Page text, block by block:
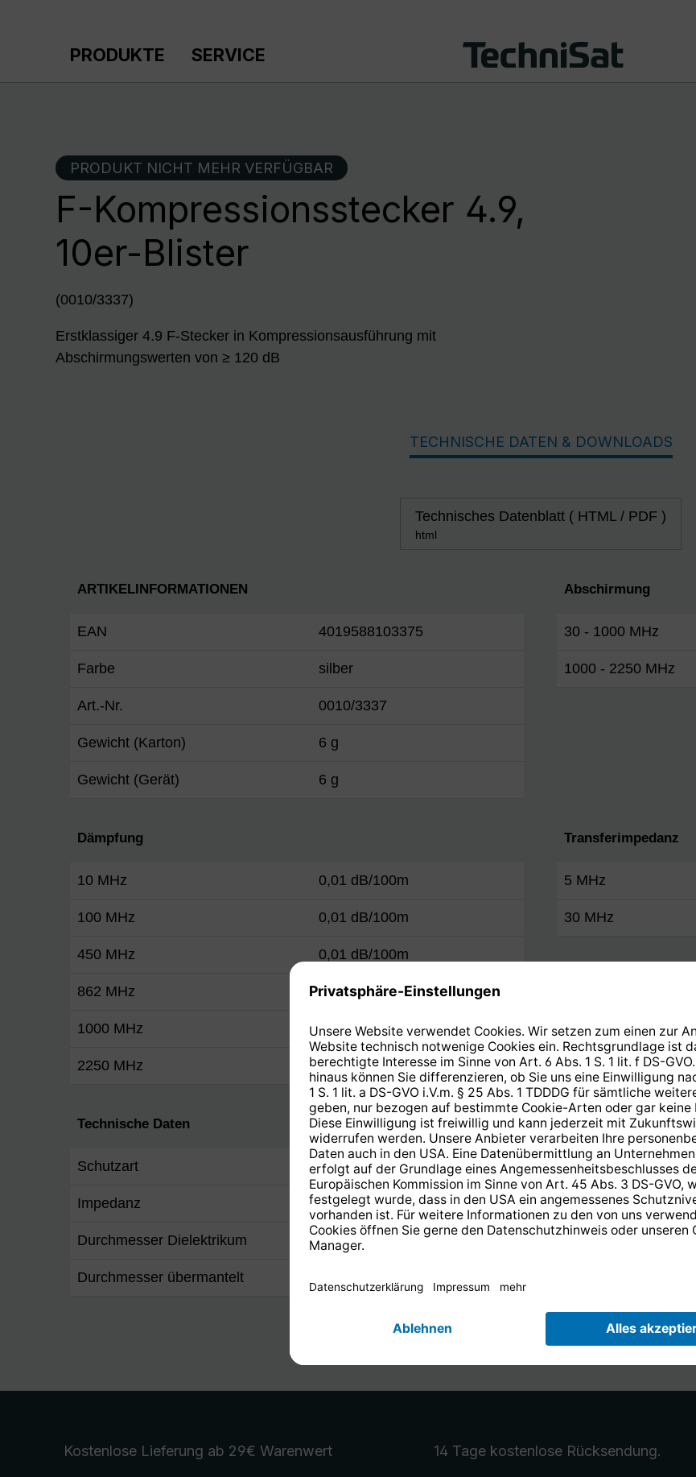
PRODUKTE SERVICE
PRODUKT NICHT MEHR VERFÜGBAR
F-Kompressionsstecker 4.9,
10er-Blister
(0010/3337)
Erstklassiger 4.9 F-Stecker in Kompressionsausführung mit
Abschirmungswerten von ≥ 120 dB
TECHNISCHE DATEN & DOWNLOADS
Technisches Datenblatt ( HTML / PDF )
html
ARTIKELINFORMATIONEN
EAN 4019588103375
Farbe silber
Art.-Nr. 0010/3337
Gewicht (Karton) 6 g
Gewicht (Gerät) 6 g
Abschirmung
30 - 1000 MHz
1000 - 2250 MHz
Dämpfung
10 MHz 0,01 dB/100m
100 MHz 0,01 dB/100m
450 MHz 0,01 dB/100m
862 MHz 0,01 dB/100m
1000 MHz 0,02 dB/100m
2250 MHz 0,02 dB/100m
Transferimpedanz
5 MHz
30 MHz
Technische Daten
Schutzart IPX8
Impedanz 75 Ω
Durchmesser Dielektrikum max. 4,6 mm
Durchmesser übermantelt
Rückflussdämpfung
65 - 470 MHz
470 - 1800 MHz
1800 - 2450MHz
Kostenlose Lieferung ab 29€ Warenwert 14 Tage kostenlose Rücksendung.